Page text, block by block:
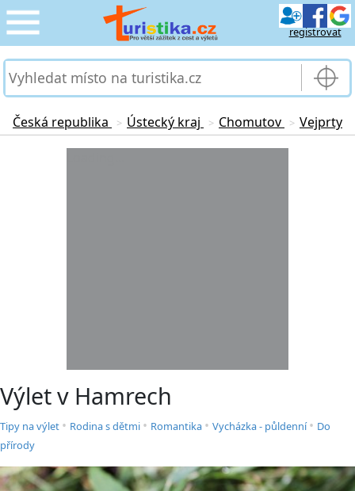
registrovat
CESTOVÁNÍ
SLUŽBY & DOPRAVA
PRO TURISTY
Česká republika > Ústecký kraj > Chomutov > Vejprty
Výlet v Hamrech
Tipy na výlet • Rodina s dětmi • Romantika • Vycházka - půldenní• Do
přírody